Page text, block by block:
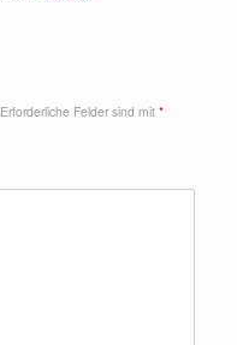
Erforderliche Felder sind mit *